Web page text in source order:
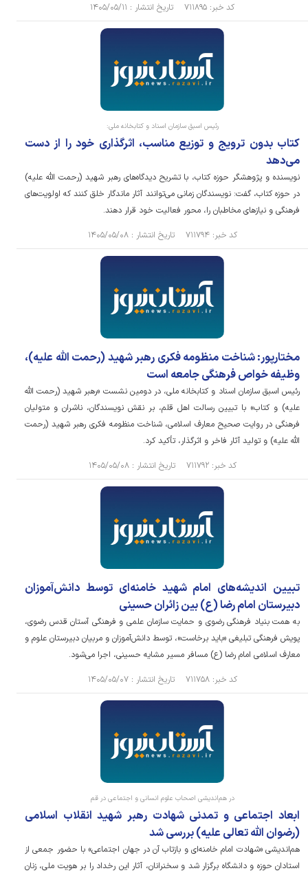
کد خبر: ۷۱۱۸۹۵ تاریخ انتشار : ۱۴۰۵/۰۵/۱۱
رئیس اسبق سازمان اسناد و کتابخانه ملی:
کتاب بدون ترویج و توزیع مناسب، اثرگذاری خود را از دست
می‌دهد
نویسنده و پژوهشگر حوزه کتاب، با تشریح دیدگاه‌های رهبر شهید (رحمت الله علیه)
در حوزه کتاب، گفت: نویسندگان زمانی می‌توانند آثار ماندگار خلق کنند که اولویت‌های
فرهنگی و نیاز‌های مخاطبان را، محور فعالیت خود قرار دهند.
کد خبر: ۷۱۱۷۹۴ تاریخ انتشار : ۱۴۰۵/۰۵/۰۸
مختارپور: شناخت منظومه فکری رهبر شهید (رحمت الله علیه)،
وظیفه خواص فرهنگی جامعه است
رئیس اسبق سازمان اسناد و کتابخانه ملی، در دومین نشست «رهبر شهید (رحمت الله
علیه) و کتاب» با تبیین رسالت اهل قلم، بر نقش نویسندگان، ناشران و متولیان
فرهنگی در روایت صحیح معارف اسلامی، شناخت منظومه فکری رهبر شهید (رحمت
الله علیه) و تولید آثار فاخر و اثرگذار، تأکید کرد.
کد خبر: ۷۱۱۷۹۲ تاریخ انتشار : ۱۴۰۵/۰۵/۰۸
تبیین اندیشه‌های امام شهید خامنه‌ای توسط دانش‌آموزان
دبیرستان امام رضا (ع) بین زائران حسینی
به همت بنیاد فرهنگی رضوی و حمایت سازمان علمی و فرهنگی آستان قدس رضوی،
پویش فرهنگی تبلیغی «باید برخاست»، توسط دانش‌آموزان و مربیان دبیرستان علوم و
معارف اسلامی امام رضا (ع) مسافر مسیر مشایه حسینی، اجرا می‌شود.
کد خبر: ۷۱۱۷۵۸ تاریخ انتشار : ۱۴۰۵/۰۵/۰۷
در هم‌اندیشی اصحاب علوم انسانی و اجتماعی در قم
ابعاد اجتماعی و تمدنی شهادت رهبر شهید انقلاب اسلامی
(رضوان الله تعالی علیه) بررسی شد
هم‌اندیشی «شهادت امام خامنه‌ای و بازتاب آن در جهان اجتماعی» با حضور جمعی از
استادان حوزه و دانشگاه برگزار شد و سخنرانان، آثار این رخداد را بر هویت ملی، زنان